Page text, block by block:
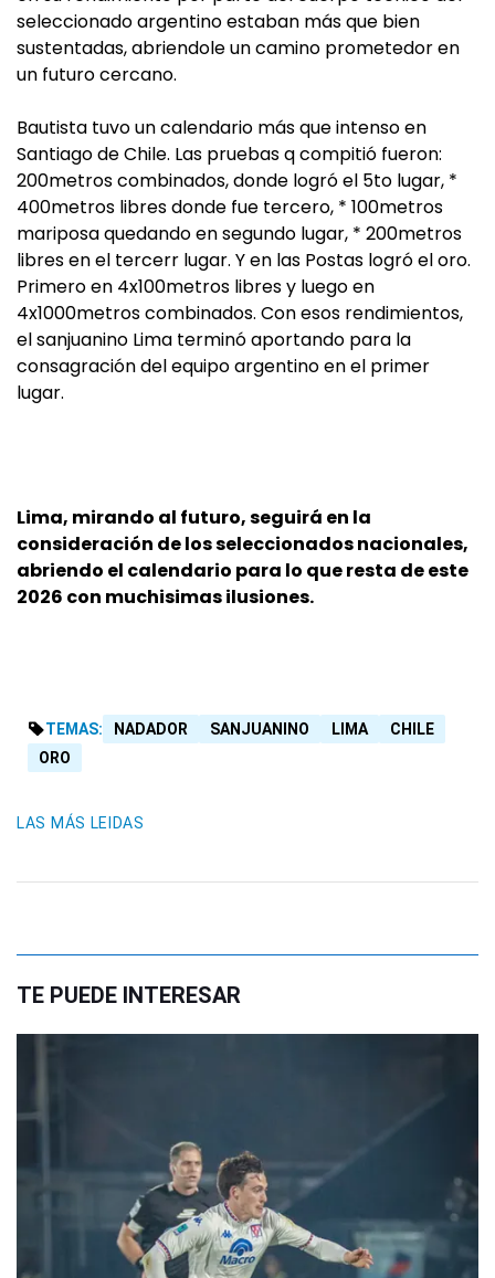
seleccionado argentino estaban más que bien
sustentadas, abriendole un camino prometedor en
un futuro cercano.
Bautista tuvo un calendario más que intenso en
Santiago de Chile. Las pruebas q compitió fueron:
200metros combinados, donde logró el 5to lugar, *
400metros libres donde fue tercero, * 100metros
mariposa quedando en segundo lugar, * 200metros
libres en el tercerr lugar. Y en las Postas logró el oro.
Primero en 4x100metros libres y luego en
4x1000metros combinados. Con esos rendimientos,
el sanjuanino Lima terminó aportando para la
consagración del equipo argentino en el primer
lugar.
Lima, mirando al futuro, seguirá en la
consideración de los seleccionados nacionales,
abriendo el calendario para lo que resta de este
2026 con muchisimas ilusiones.
TEMAS: NADADOR SANJUANINO LIMA
CHILE
ORO
LAS MÁS LEIDAS
TE PUEDE INTERESAR